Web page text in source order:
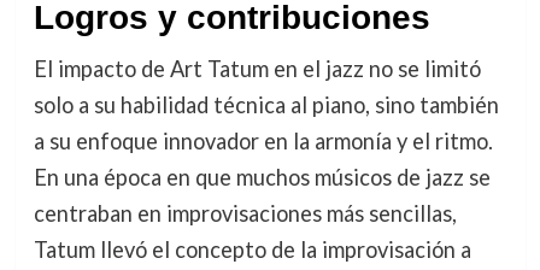
Logros y contribuciones
El impacto de Art Tatum en el jazz no se limitó
solo a su habilidad técnica al piano, sino también
a su enfoque innovador en la armonía y el ritmo.
En una época en que muchos músicos de jazz se
centraban en improvisaciones más sencillas,
Tatum llevó el concepto de la improvisación a